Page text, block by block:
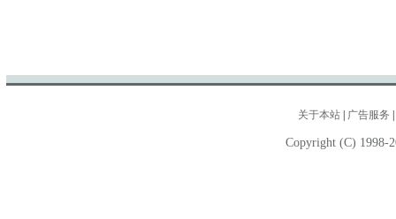
关于本站 广告服务
Copyright (C) 1998-